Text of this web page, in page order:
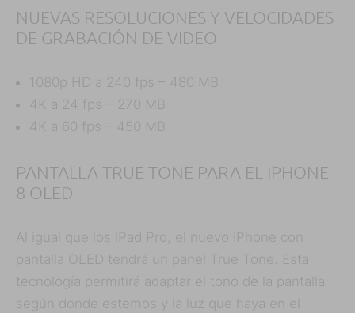
NUEVAS RESOLUCIONES Y VELOCIDADES
DE GRABACIÓN DE VIDEO
1080p HD a 240 fps – 480 MB
4K a 24 fps – 270 MB
4K a 60 fps – 450 MB
PANTALLA TRUE TONE PARA EL IPHONE
8 OLED
Al igual que los iPad Pro, el nuevo iPhone con
pantalla OLED tendrá un panel True Tone. Esta
tecnología permitirá adaptar el tono de la pantalla
según donde estemos y la luz que haya en el